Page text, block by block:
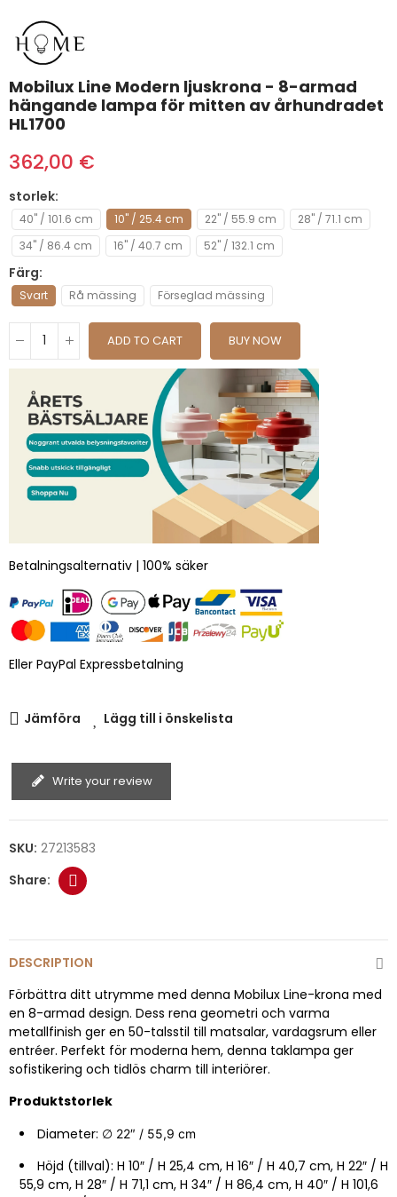
Mobilux Line Modern ljuskrona - 8-armad
hängande lampa för mitten av århundradet
HL1700
362,00 €
storlek
40" / 101.6 cm 10" / 25.4 cm 22" / 55.9 cm
28" / 71.1 cm
34" / 86.4 cm
16" / 40.7 cm 52" / 132.1 cm
Färg
Svart Rå mässing Förseglad mässing
ADD TO CART BUY NOW
Betalningsalternativ | 100% säker
Eller PayPal Expressbetalning
Jämföra Lägg till i önskelista
Write your review
SKU: 27213583
DESCRIPTION
Förbättra ditt utrymme med denna Mobilux Line-krona med
en 8-armad design. Dess rena geometri och varma
metallfinish ger en 50-talsstil till matsalar, vardagsrum eller
entréer. Perfekt för moderna hem, denna taklampa ger
sofistikering och tidlös charm till interiörer.
Produktstorlek
Diameter: ∅ 22″ / 55,9 cm
Höjd (tillval): H 10″ / H 25,4 cm, H 16″ / H 40,7 cm, H 22″ / H
55,9 cm, H 28″ / H 71,1 cm, H 34″ / H 86,4 cm, H 40″ / H 101,6